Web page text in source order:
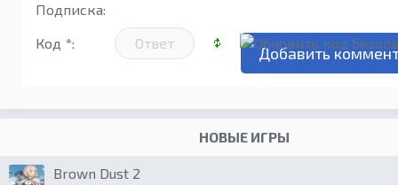
Подписка:
Код *:
НОВЫЕ ИГРЫ
Brown Dust 2